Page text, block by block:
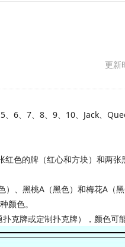
更新
、6、7、8、9、10、Jack、
色的牌（红心和方块）和两张
、黑桃A（黑色）和梅花A（黑
颜色。
克牌或定制扑克牌），颜色